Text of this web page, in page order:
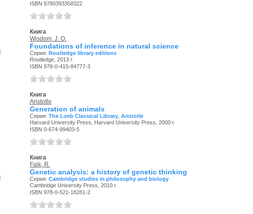
ISBN 9780393358322
Книга
Wisdom, J. O.
Foundations of inference in natural science
Серия: Routledge library editions
Routledge, 2013 г.
ISBN 978-0-415-84777-3
Книга
Aristotle
Generation of animals
Серия: The Loeb Classical Library Aristotle
Harvard University Press, Harvard University Press, 2000 г.
ISBN 0-674-99403-5
Книга
Falk, R.
Genetic analysis: a history of genetic thinking
Серия: Cambridge studies in philosophy and biology
Cambridge University Press, 2010 г.
ISBN 978-0-521-18281-2